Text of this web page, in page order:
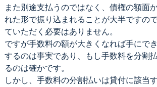
また別途支払うのではなく、債権の額面
れた形で振り込まれることが大半ですの
ていただく必要はありません。
ですが手数料の額が大きくなれば手にで
するのは事実であり、もし手数料を分割
るのは確かです。
しかし、手数料の分割払いは貸付に該当